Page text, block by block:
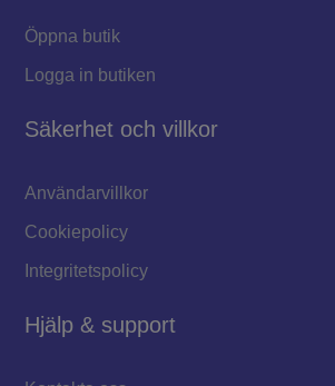
Öppna butik
Logga in butiken
Säkerhet och villkor
Användarvillkor
Cookiepolicy
Integritetspolicy
Hjälp & support